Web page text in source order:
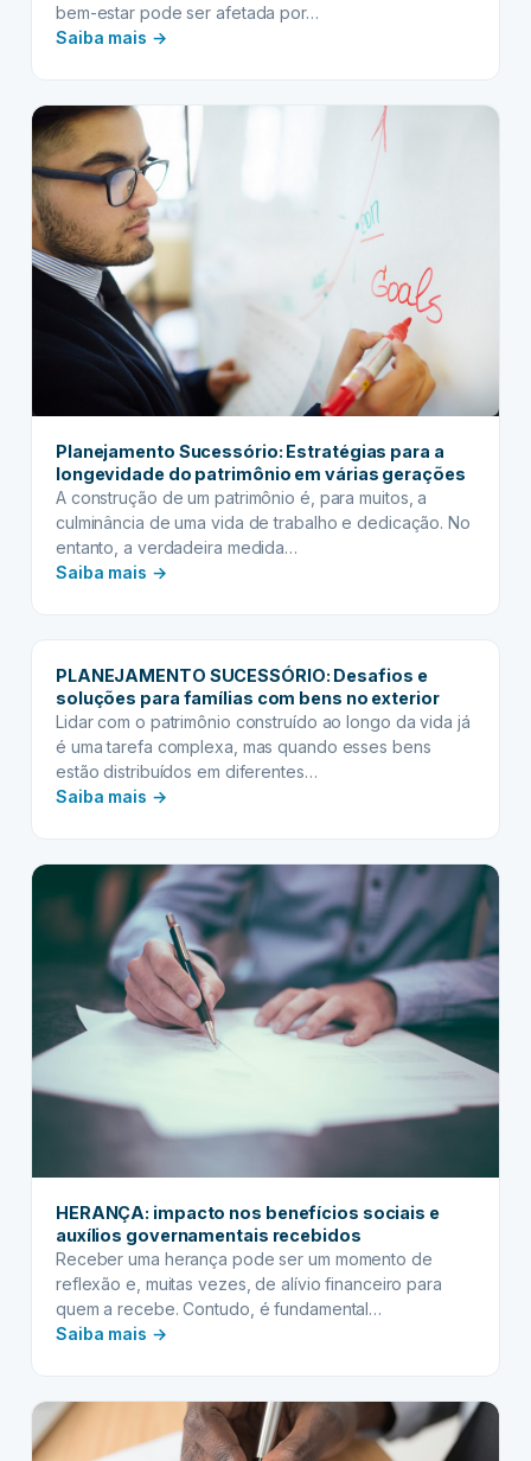
bem-estar pode ser afetada por…
Saiba mais →:
PLANEJAMENTO
SUCESSÓRIO:
Protegendo
sua
vontade
em
delicados
Planejamento Sucessório: Estratégias para a
longevidade do patrimônio em várias gerações
A construção de um patrimônio é, para muitos, a
culminância de uma vida de trabalho e dedicação. No
entanto, a verdadeira medida…
Saiba mais →:
para
a
longevidade
do
patrimônio
em
PLANEJAMENTO SUCESSÓRIO: Desafios e
soluções para famílias com bens no exterior
Lidar com o patrimônio construído ao longo da vida já
é uma tarefa complexa, mas quando esses bens
estão distribuídos em diferentes…
Saiba mais →:
Desafios
soluções
para
famílias
com
bens
no
HERANÇA: impacto nos benefícios sociais e
auxílios governamentais recebidos
Receber uma herança pode ser um momento de
reflexão e, muitas vezes, de alívio financeiro para
quem a recebe. Contudo, é fundamental
compreender que esse novo patrimônio não vem
em outras esferas da sua vida, especialmente se
você é beneficiário de…
Saiba mais →:
nos
benefícios